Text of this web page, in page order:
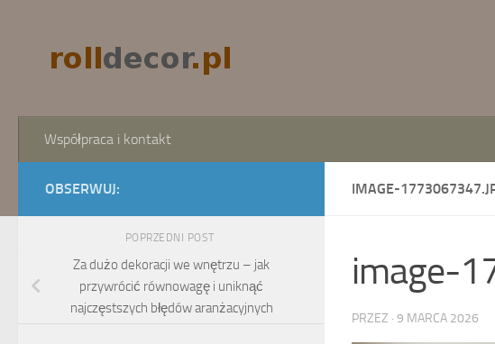
Współpraca i kontakt
IMAGE-
image-
PRZEZ · 9 MARCA 2026
OBSERWUJ:
POPRZEDNI POST
Za dużo dekoracji we wnętrzu – jak
przywrócić równowagę i uniknąć
najczęstszych błędów aranżacyjnych